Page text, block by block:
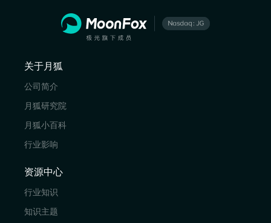
关于月狐
公司简介
月狐研究院
月狐小百科
行业影响
资源中心
行业知识
知识主题